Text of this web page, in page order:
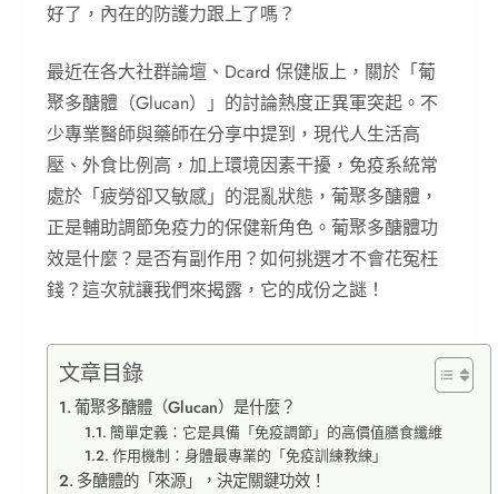
好了，內在的防護力跟上了嗎？
最近在各大社群論壇、Dcard 保健版上，關於「葡
聚多醣體（Glucan）」的討論熱度正異軍突起。不
少專業醫師與藥師在分享中提到，現代人生活高
壓、外食比例高，加上環境因素干擾，免疫系統常
處於「疲勞卻又敏感」的混亂狀態，葡聚多醣體，
正是輔助調節免疫力的保健新角色。葡聚多醣體功
效是什麼？是否有副作用？如何挑選才不會花冤枉
錢？這次就讓我們來揭露，它的成份之謎！
文章目錄
葡聚多醣體（Glucan）是什麼？
簡單定義：它是具備「免疫調節」的高價值膳食纖維
作用機制：身體最專業的「免疫訓練教練」
多醣體的「來源」，決定關鍵功效！